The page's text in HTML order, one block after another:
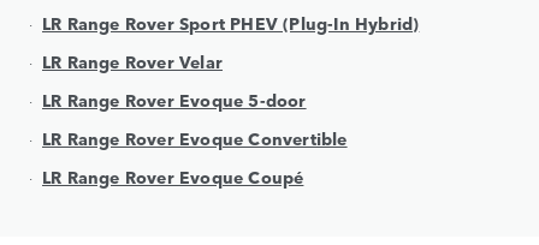
LR Range Rover Sport PHEV (Plug-In Hybrid)
LR Range Rover Velar
LR Range Rover Evoque 5-door
LR Range Rover Evoque Convertible
LR Range Rover Evoque Coupé